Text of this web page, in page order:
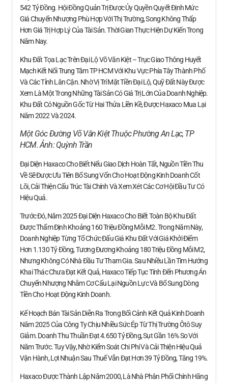
542 Tỷ Đồng. Hội Đồng Quản Trị Được Ủy Quyền Quyết Định Mức
Giá Chuyển Nhượng Phù Hợp Với Thị Trường, Song Không Thấp
Hơn Giá Trị Hợp Lý Của Tài Sản. Thời Gian Thực Hiện Dự Kiến Trong
Năm Nay.
Khu Đất Tọa Lạc Trên Đại Lộ Võ Văn Kiệt – Trục Giao Thông Huyết
Mạch Kết Nối Trung Tâm TP HCM Với Khu Vực Phía Tây Thành Phố
Và Các Tỉnh Lân Cận. Nhờ Vị Trí Mặt Tiền Đại Lộ, Quỹ Đất Này Được
Xem Là Một Trong Những Tài Sản Có Giá Trị Lớn Của Doanh Nghiệp.
Khu Đất Có Nguồn Gốc Từ Hai Thửa Liền Kề, Được Haxaco Mua Lại
Năm 2022 Và 2024.
Một Góc Đường Võ Văn Kiệt Thuộc Phường An Lạc, TP
HCM. Ảnh:Quỳnh Trần
Đại Diện Haxaco Cho Biết Nếu Giao Dịch Hoàn Tất, Nguồn Tiền Thu
Về Sẽ Được Ưu Tiên Bổ Sung Vốn Cho Hoạt Động Kinh Doanh Cốt
Lõi, Cải Thiện Cấu Trúc Tài Chính Và Xem Xét Các Cơ Hội Đầu Tư Có
Hiệu Quả.
Trước Đó, Năm 2025 Đại Diện Haxaco Cho Biết Toàn Bộ Khu Đất
Được Thẩm Định Khoảng 160 Triệu Đồng Mỗi M2. Trong Năm Này,
Doanh Nghiệp Từng Tổ Chức Đấu Giá Khu Đất Với Giá Khởi Điểm
Hơn 1.130 Tỷ Đồng, Tương Đương Khoảng 180 Triệu Đồng Mỗi M2,
Nhưng Không Có Nhà Đầu Tư Tham Gia. Sau Nhiều Lần Tìm Hướng
Khai Thác Chưa Đạt Kết Quả, Haxaco Tiếp Tục Tính Đến Phương Án
Chuyển Nhượng Nhằm Cơ Cấu Lại Nguồn Lực Và Bổ Sung Dòng
Tiền Cho Hoạt Động Kinh Doanh.
Kế Hoạch Bán Tài Sản Diễn Ra Trong Bối Cảnh Kết Quả Kinh Doanh
Năm 2025 Của Công Ty Chịu Nhiều Sức Ép Từ Thị Trường Ôtô Suy
Giảm. Doanh Thu Thuần Đạt 4.650 Tỷ Đồng, Sụt Gần 16% So Với
Năm Trước. Tuy Vậy, Nhờ Kiểm Soát Chi Phí Và Cải Thiện Hiệu Quả
Vận Hành, Lợi Nhuận Sau Thuế Vẫn Đạt Hơn 39 Tỷ Đồng, Tăng 19%.
Haxaco Được Thành Lập Năm 2000, Là Nhà Phân Phối Chính Hãng